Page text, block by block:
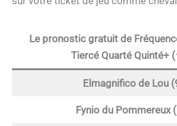
Le pronostic gratuit de
Tiercé Quarté
Elmagnifico de Lou
Fynio du Pommereux